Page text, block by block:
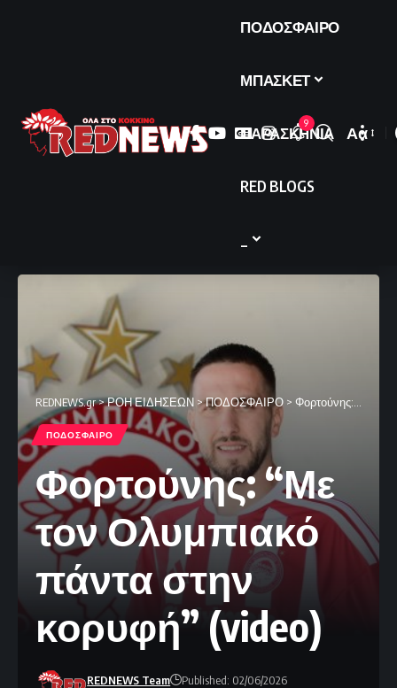
ΠΟΔΟΣΦΑΙΡΟ
ΜΠΑΣΚΕΤ
ΠΑΡΑΣΚΗΝΙΑ
RED BLOGS
9
Font
Αα
REDNEWS.gr>ΡΟΗ ΕΙΔΗΣΕΩΝ >ΠΟΔΟΣΦΑΙΡΟ > Φορτούνης: “Με τον Ολυμπιακό πάντα στην κορυφή” (video)
ΠΟΔΟΣΦΑΙΡΟ
Φορτούνης: “Με
τον Ολυμπιακό
πάντα στην
κορυφή” (video)
REDNEWS Team Published: 02/06/2026